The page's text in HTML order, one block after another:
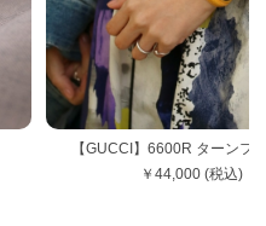
【GUCCI】6600R ターン
￥44,000 (税込)